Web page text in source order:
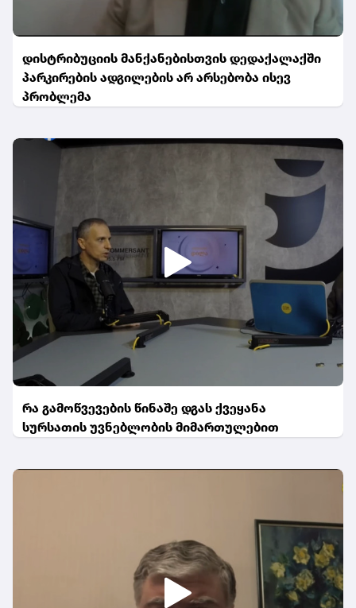
დისტრიბუციის მანქანებისთვის დედაქალაქში
პარკირების ადგილების არ არსებობა ისევ
პრობლემა
რა გამოწვევების წინაშე დგას ქვეყანა
სურსათის უვნებლობის მიმართულებით